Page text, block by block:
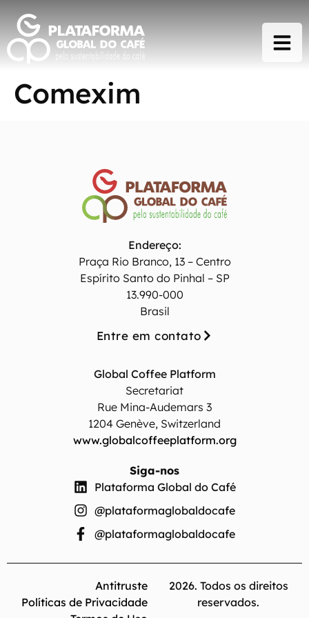
Comexim
Endereço:
Praça Rio Branco, 13 – Centro
Espírito Santo do Pinhal – SP
13.990-000
Brasil
Entre em contato
Global Coffee Platform
Secretariat
Rue Mina-Audemars 3
1204 Genève, Switzerland
www.globalcoffeeplatform.org
Siga-nos
Plataforma Global do Café
@plataformaglobaldocafe
@plataformaglobaldocafe
2026. Todos os direitos
reservados.
Antitruste
Políticas de Privacidade